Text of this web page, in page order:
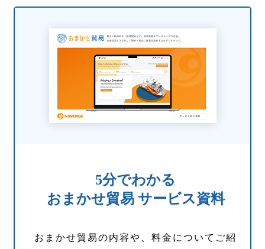
5分でわかる
おまかせ貿易 サービス資料
おまかせ貿易の内容や、料金についてご紹